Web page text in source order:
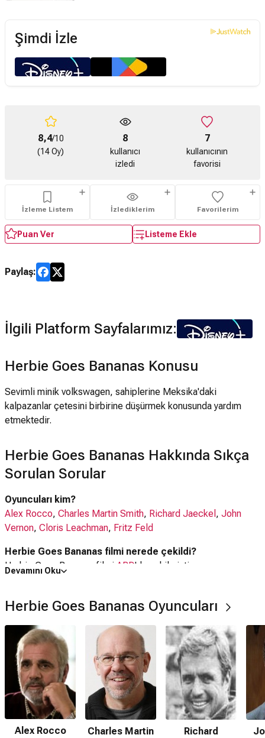
Şimdi İzle
8,4/10
(14 Oy)
8
kullanıcı
izledi
7
kullanıcının
favorisi
İzleme Listem İzlediklerim Favorilerim
Puan Ver Listeme Ekle
Paylaş:
İlgili Platform Sayfalarımız:
Herbie Goes Bananas Konusu
Sevimli minik volkswagen, sahiplerine Meksika'daki
kalpazanlar çetesini birbirine düşürmek konusunda yardım
etmektedir.
Herbie Goes Bananas Hakkında Sıkça
Sorulan Sorular
Oyuncuları kim?
Alex Rocco, Charles Martin Smith, Richard Jaeckel , John
Vernon, Cloris Leachman, Fritz Feld
Herbie Goes Bananas filmi nerede çekildi?
Herbie Goes Bananas filmi ABD'da çekilmiştir.
1 saat 33 dakika
IMDb puanı kaç?
4.9
Herbie Goes Bananas filmi hangi tür?
Fantastik,Komedi Aile,Macera
Nereden izleyebilirim, hangi platformda var?
Disney+,Google Play
Devamını Oku
Herbie Goes Bananas Oyuncuları
Alex Rocco
Charles Martin
Richard